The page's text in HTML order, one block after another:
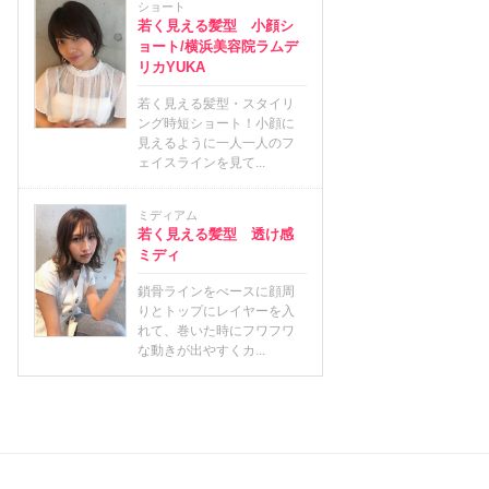
ショート
若く見える髪型 小顔シ
ョート/横浜美容院ラムデ
リカYUKA
若く見える髪型・スタイリ
ング時短ショート！小顔に
見えるように一人一人のフ
ェイスラインを見て...
ミディアム
若く見える髪型 透け感
ミディ
鎖骨ラインをべースに顔周
りとトップにレイヤーを入
れて、巻いた時にフワフワ
な動きが出やすくカ...